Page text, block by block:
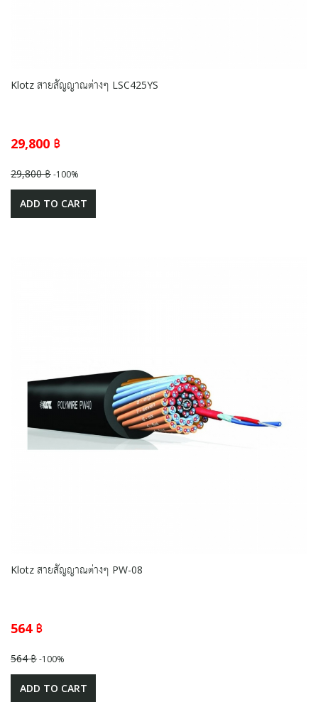
Klotz สายสัญญาณต่างๆ LSC425YS
29,800 ฿
29,800 ฿-100%
ADD TO CART
Klotz สายสัญญาณต่างๆ PW-08
564 ฿
564 ฿-100%
ADD TO CART